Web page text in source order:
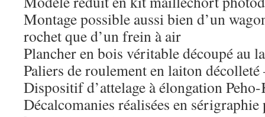
Montage possible aussi bien d’un
rochet que d’un frein à air
Plancher en bois véritable découpé au
Paliers de roulement en laiton
Dispositif d’attelage à élongation
Décalcomanies réalisées en